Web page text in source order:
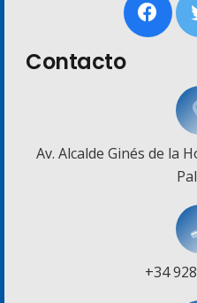
Contacto
Av. Alcalde Ginés de la
+34